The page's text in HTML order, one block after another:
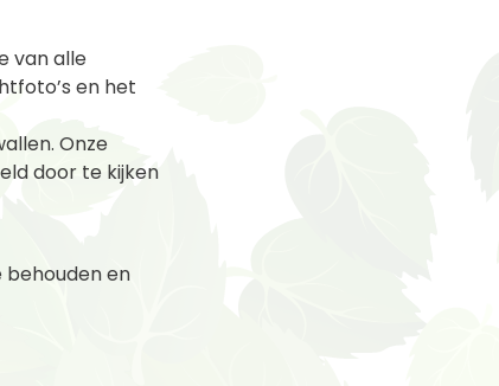
van alle
en het
Onze
door te kijken
behouden en